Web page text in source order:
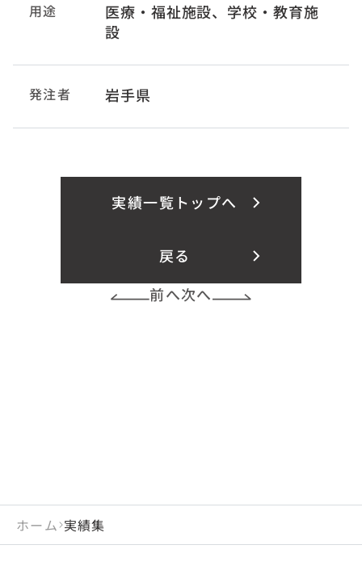
用途
医療・福祉施設、学校・教育施
設
発注者 岩手県
実績一覧トップへ
戻る
前へ次へ
ホーム 実績集